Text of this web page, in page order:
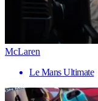
McLaren
Le Mans Ultimate